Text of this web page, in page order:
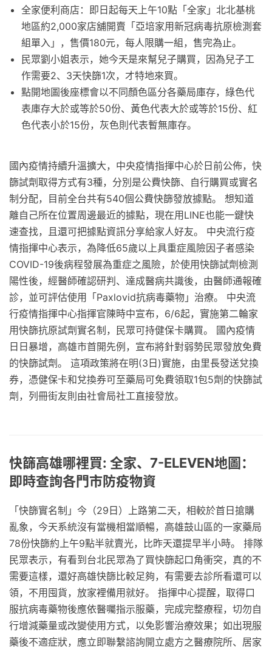
全家便利商店：即日起每天上午10點「全家」北北基桃
地區約2,000家店舖開賣「亞培家用新冠病毒抗原檢測套
組單入」，售價180元，每人限購一組，售完為止。
民眾劉小姐表示，她今天是來幫兒子購買，因為兒子工
作需要2、3天快篩1次，才特地來買。
點開地圖後座標會以不同顏色區分各藥局庫存，綠色代
表庫存大於或等於50份、黃色代表大於或等於15份、紅
色代表小於15份，灰色則代表暫無庫存。
國內疫情持續升溫擴大，中央疫情指揮中心於日前公佈，快
篩試劑取得方式有3種，分別是公費快篩、自行購買或實名
制分配，目前全台共有540個公費快篩發放據點。 想知道
離自己所在位置周邊最近的據點，現在用LINE也能一鍵快
速查找，且還可把據點資訊分享給家人好友。 中央流行疫
情指揮中心表示，為降低65歲以上具重症風險因子者感染
COVID-19後病程發展為重症之風險，於使用快篩試劑檢測
陽性後，經醫師確認研判、達成醫病共識後，由醫師通報確
診，並可評估使用「Paxlovid抗病毒藥物」治療。 中央流
行疫情指揮中心指揮官陳時中宣布，6/6起，實施第二輪家
用快篩抗原試劑實名制，民眾可持健保卡購買。 國內疫情
日日暴增，高雄市首開先例，宣布將針對弱勢民眾發放免費
的快篩試劑。 這項政策將在明(3日)實施，由里長發送兌換
券，憑健保卡和兌換券可至藥局可免費領取1包5劑的快篩試
劑，列冊街友則由社會局社工直接發放。
快篩高雄哪裡買: 全家、7-ELEVEN地圖：
即時查詢各門市防疫物資
「快篩實名制」今（29日）上路第二天，相較於首日搶購
亂象，今天系統沒有當機相當順暢，高雄鼓山區的一家藥局
78份快篩約上午9點半就賣光，比昨天還提早半小時。 排隊
民眾表示，有看到台北民眾為了買快篩起口角衝突，真的不
需要這樣，還好高雄快篩比較足夠，有需要去診所看還可以
領，不用囤貨，放家裡備用就好。 指揮中心提醒，取得口
服抗病毒藥物後應依醫囑指示服藥，完成完整療程，切勿自
行增減藥量或改變使用方式，以免影響治療效果；如出現服
藥後不適症狀，應立即聯繫諮詢開立處方之醫療院所、居家